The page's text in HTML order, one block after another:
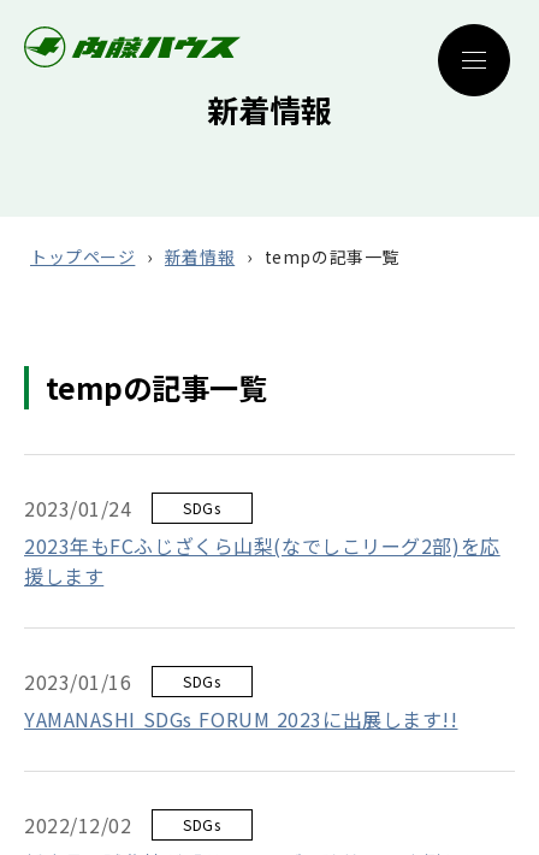
新着情報
トップページ 新着情報 tempの記事一覧
tempの記事一覧
2023/01/24 SDGs
2023年もFCふじざくら山梨(なでしこリーグ2部)を応
援します
2023/01/16 SDGs
YAMANASHI SDGs FORUM 2023に出展します!!
2022/12/02 SDGs